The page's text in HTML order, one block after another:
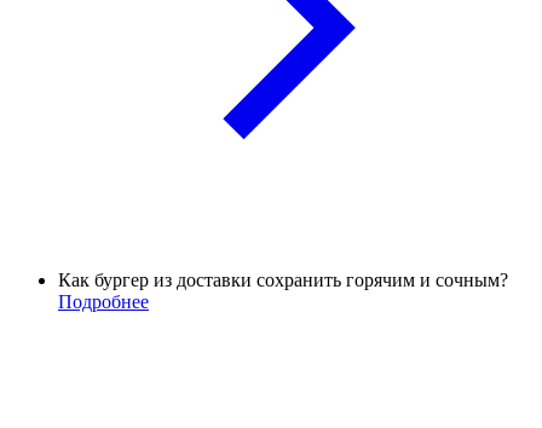
Как бургер из доставки сохранить горячим и сочным?
Подробнее